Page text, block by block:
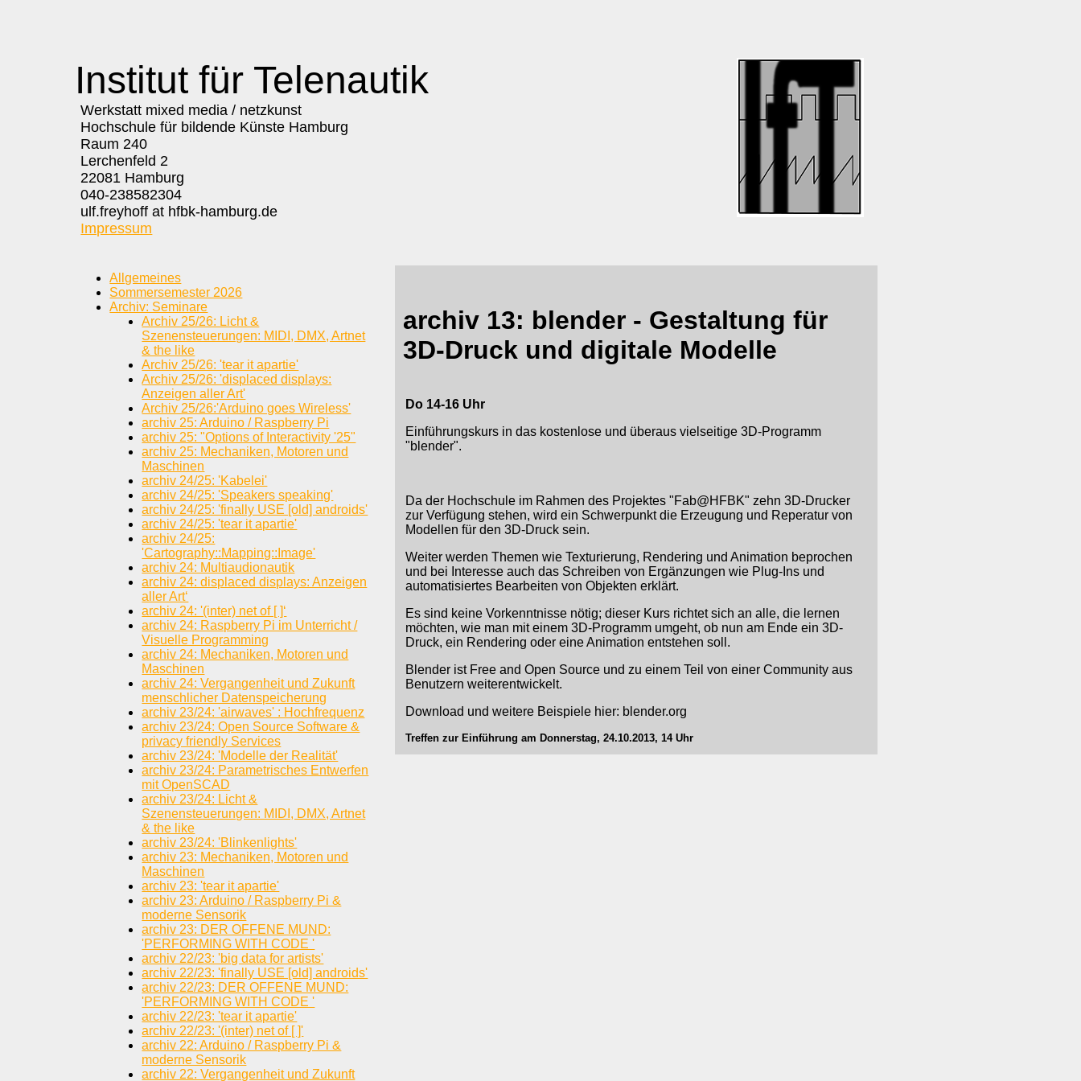
Institut für Telenautik
Werkstatt mixed media / netzkunst
Hochschule für bildende Künste Hamburg
Raum 240
Lerchenfeld 2
22081 Hamburg
040-238582304
ulf.freyhoff at hfbk-hamburg.de
Impressum
Allgemeines
Sommersemester 2026
Archiv: Seminare
Archiv 25/26: Licht &
Szenensteuerungen: MIDI, DMX, Artnet
& the like
Archiv 25/26: 'tear it apartie'
Archiv 25/26: 'displaced displays:
Anzeigen aller Art'
Archiv 25/26:'Arduino goes Wireless'
archiv 25: Arduino / Raspberry Pi
archiv 25: "Options of Interactivity '25"
archiv 25: Mechaniken, Motoren und
Maschinen
archiv 24/25: 'Kabelei'
archiv 24/25: 'Speakers speaking'
archiv 24/25: 'finally USE [old] androids'
archiv 24/25: 'tear it apartie'
archiv 24/25:
'Cartography::Mapping::Image'
archiv 24: Multiaudionautik
archiv 24: displaced displays: Anzeigen
aller Art‘
archiv 24: '(inter) net of [ ]‘
archiv 24: Raspberry Pi im Unterricht /
Visuelle Programming
archiv 24: Mechaniken, Motoren und
Maschinen
archiv 24: Vergangenheit und Zukunft
menschlicher Datenspeicherung
archiv 23/24: 'airwaves' : Hochfrequenz
archiv 23/24: Open Source Software &
privacy friendly Services
archiv 23/24: 'Modelle der Realität'
archiv 23/24: Parametrisches Entwerfen
mit OpenSCAD
archiv 23/24: Licht &
Szenensteuerungen: MIDI, DMX, Artnet
& the like
archiv 23/24: 'Blinkenlights'
archiv 23: Mechaniken, Motoren und
Maschinen
archiv 23: 'tear it apartie'
archiv 23: Arduino / Raspberry Pi &
moderne Sensorik
archiv 23: DER OFFENE MUND:
'PERFORMING WITH CODE '
archiv 22/23: 'big data for artists'
archiv 22/23: 'finally USE [old] androids'
archiv 22/23: DER OFFENE MUND:
'PERFORMING WITH CODE '
archiv 22/23: 'tear it apartie'
archiv 22/23: '(inter) net of [ ]'
archiv 22: Arduino / Raspberry Pi &
moderne Sensorik
archiv 22: Vergangenheit und Zukunft
archiv 13: blender - Gestaltung für
3D-Druck und digitale Modelle
Do 14-16 Uhr
Einführungskurs in das kostenlose und überaus vielseitige 3D-Programm
"blender".
Da der Hochschule im Rahmen des Projektes "Fab@HFBK" zehn 3D-Drucker
zur Verfügung stehen, wird ein Schwerpunkt die Erzeugung und Reperatur von
Modellen für den 3D-Druck sein.
Weiter werden Themen wie Texturierung, Rendering und Animation beprochen
und bei Interesse auch das Schreiben von Ergänzungen wie Plug-Ins und
automatisiertes Bearbeiten von Objekten erklärt.
Es sind keine Vorkenntnisse nötig; dieser Kurs richtet sich an alle, die lernen
möchten, wie man mit einem 3D-Programm umgeht, ob nun am Ende ein 3D-
Druck, ein Rendering oder eine Animation entstehen soll.
Blender ist Free and Open Source und zu einem Teil von einer Community aus
Benutzern weiterentwickelt.
Download und weitere Beispiele hier: blender.org
Treffen zur Einführung am Donnerstag, 24.10.2013, 14 Uhr